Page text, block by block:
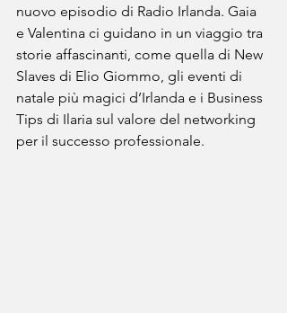
nuovo episodio di Radio Irlanda. Gaia
e Valentina ci guidano in un viaggio tra
storie affascinanti, come quella di New
Slaves di Elio Giommo, gli eventi di
natale più magici d’Irlanda e i Business
Tips di Ilaria sul valore del networking
per il successo professionale.